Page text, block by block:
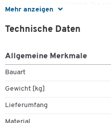
Mehr anzeigen
von je zwei Stück geliefert. Sie
Weißaluminium (RAL 9006)
Inklusive Halterung
Kombinierbar mit
iCONOMY
Technische Daten
Allgemeine Merkmale
Bauart
Gewicht [kg]
Lieferumfang